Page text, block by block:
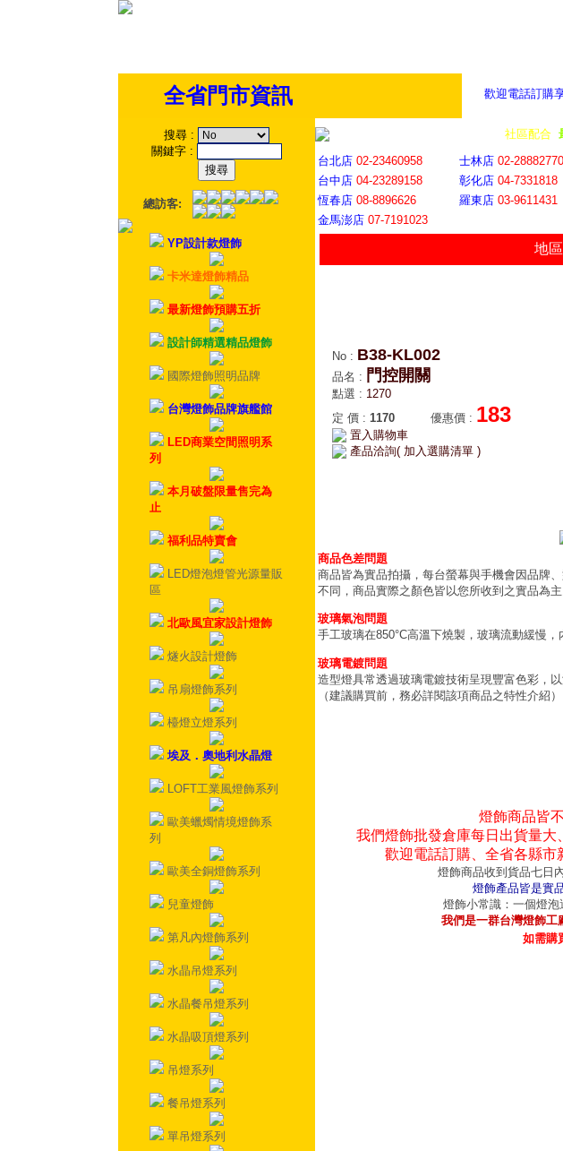
歡迎電話訂購
全省門市資訊
搜尋 :
關鍵字 :
總訪客:
YP設計款燈飾
卡米達燈飾精品
最新燈飾預購五折
設計師精選精品燈飾
國際燈飾照明品牌
台灣燈飾品牌旗艦館
LED商業空間照明系
列
本月破盤限量售完為
止
福利品特賣會
LED燈泡燈管光源量販
區
北歐風宜家設計燈飾
燧火設計燈飾
吊扇燈飾系列
檯燈立燈系列
埃及．奧地利水晶燈
LOFT工業風燈飾系列
歐美蠟燭情境燈飾系
列
歐美全銅燈飾系列
兒童燈飾
第凡內燈飾系列
水晶吊燈系列
水晶餐吊燈系列
水晶吸頂燈系列
吊燈系列
餐吊燈系列
單吊燈系列
社區配合
台北店 02-23460958 士林店 02-28882770
台中店 04-23289158 彰化店 04-7331818
恆春店 08-8896626 羅東店 03-9611431
金馬澎店 07-7191023
地
No : B38-KL002
品名 : 門控開關
點選 : 1270
定 價 : 1170 優惠價 : 183
置入購物車
產品洽詢( 加入選購清單 )
商品色差問題
商品皆為實品拍攝，每台螢幕與手機會因品牌
不同，商品實際之顏色皆以您所收到之實品為主
玻璃氣泡問題
手工玻璃在850°C高溫下燒製，玻璃流動緩慢
玻璃電鍍問題
造型燈具常透過玻璃電鍍技術呈現豐富色彩，
（建議購買前，務必詳閱該項商品之特性介紹）
燈飾商品皆
我們燈飾批發倉庫每日出貨量
歡迎電話訂購、全省各縣
燈飾商品收到貨品七日
燈飾產品皆是實
燈飾小常識：一個燈
我們是一群台灣燈飾工
如需購